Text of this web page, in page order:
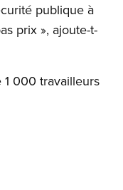
publique à
prix », ajoute-t-
1 000 travailleurs